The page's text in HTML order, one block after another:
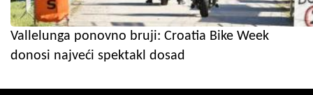
Vallelunga ponovno bruji: Croatia Bike Week
donosi najveći spektakl dosad